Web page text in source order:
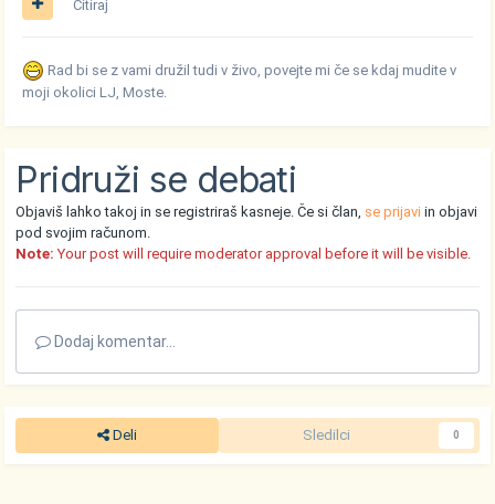
Citiraj
Rad bi se z vami družil tudi v živo, povejte mi če se kdaj mudite v
moji okolici LJ, Moste.
Pridruži se debati
Objaviš lahko takoj in se registriraš kasneje. Če si član, se prijavi in objavi
pod svojim računom.
Note: Your post will require moderator approval before it will be visible.
Dodaj komentar...
Deli Sledilci 0